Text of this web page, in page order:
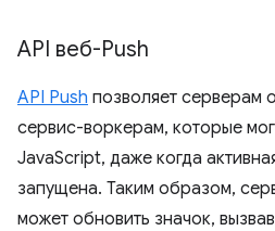
API веб-Push
API Push позволяет серверам
сервис-воркерам, которые
JavaScript, даже когда
запущена. Таким образом,
может обновить значок, вызвав